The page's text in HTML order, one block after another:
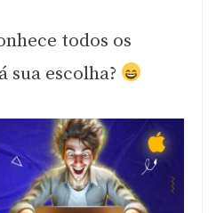
todos os
sua escolha?